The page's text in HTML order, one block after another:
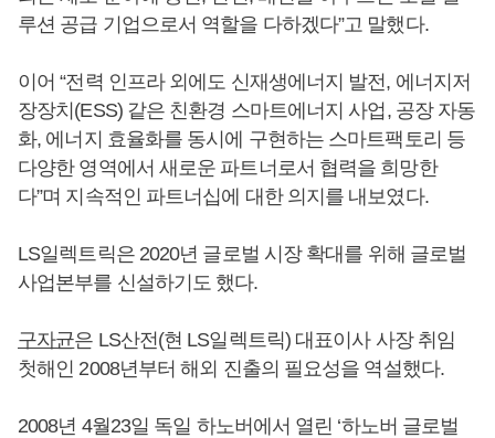
루션 공급 기업으로서 역할을 다하겠다”고 말했다.
이어 “전력 인프라 외에도 신재생에너지 발전, 에너지저
장장치(ESS) 같은 친환경 스마트에너지 사업, 공장 자동
화, 에너지 효율화를 동시에 구현하는 스마트팩토리 등
다양한 영역에서 새로운 파트너로서 협력을 희망한
다”며 지속적인 파트너십에 대한 의지를 내보였다.
LS일렉트릭은 2020년 글로벌 시장 확대를 위해 글로벌
사업본부를 신설하기도 했다.
구자균은 LS산전(현 LS일렉트릭) 대표이사 사장 취임
첫해인 2008년부터 해외 진출의 필요성을 역설했다.
2008년 4월23일 독일 하노버에서 열린 ‘하노버 글로벌